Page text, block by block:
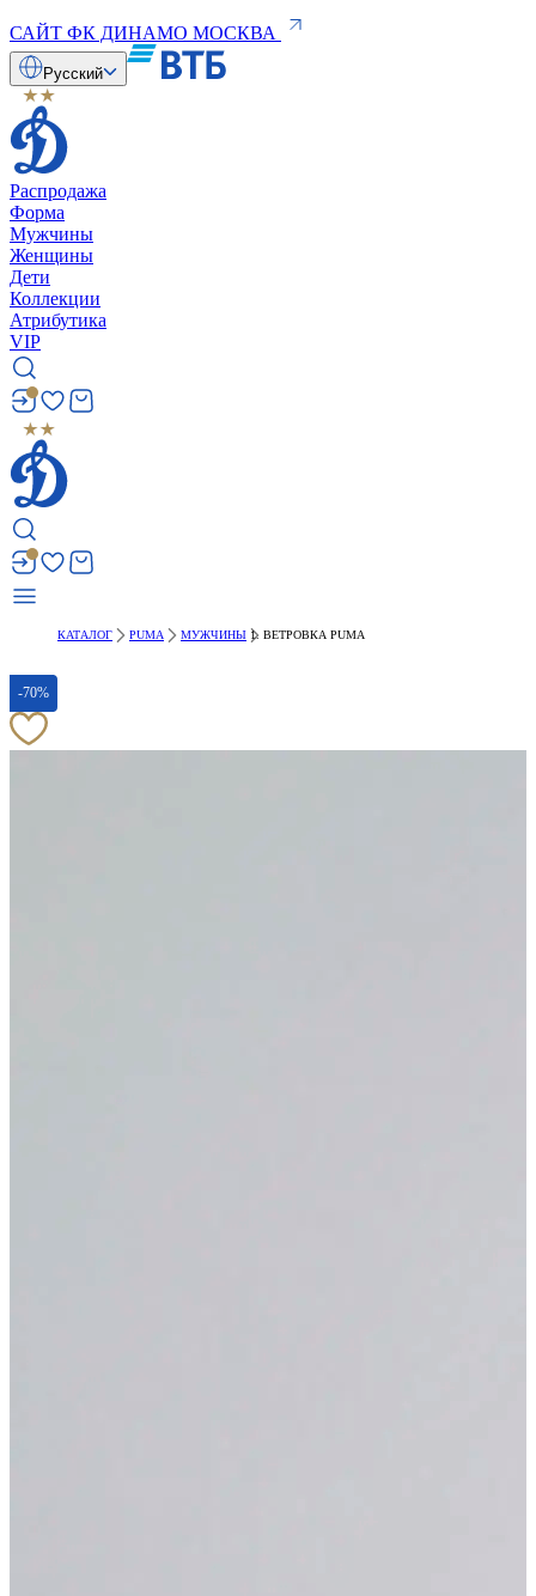
САЙТ ФК ДИНАМО МОСКВА
Русский
Распродажа
Форма
Мужчины
Женщины
Дети
Коллекции
Атрибутика
VIP
КАТАЛОГ PUMA МУЖЧИНЫ ВЕТРОВКА PUMA
-70%